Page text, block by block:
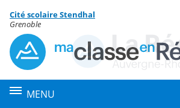
Menu de la rubrique
Contenu
Cité scolaire Stendhal
Grenoble
MENU